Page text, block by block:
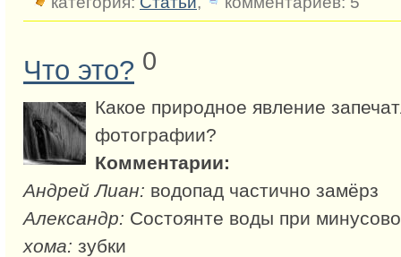
Что это? 0
Какое природное явление
фотографии?
Комментарии:
Андрей Лиан: водопад частично замёрз
Александр: Состоянте воды при
хома: зубки